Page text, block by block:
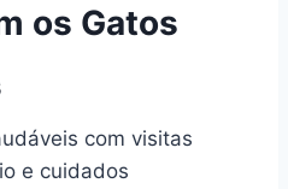
os Gatos
com visitas
e cuidados